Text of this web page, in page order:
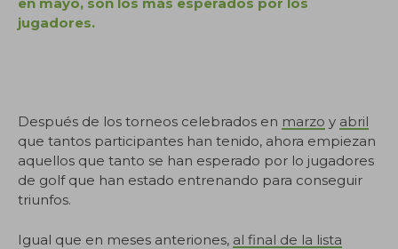
jugadores.
Después de los torneos celebrados en marzo y abril
que tantos participantes han tenido, ahora empiezan
aquellos que tanto se han esperado por lo jugadores
de golf que han estado entrenando para conseguir
triunfos.
Igual que en meses anteriones, al final de la lista